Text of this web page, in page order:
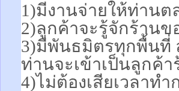
1)มีงานจ่ายให้ท่าน
2)ลูกค้าจะรู้จักร้าน
3)มีพันธมิตรทุกพื้นที่
ท่านจะเข้าเป็นลูกค้
4)ไม่ต้องเสียเวลาท